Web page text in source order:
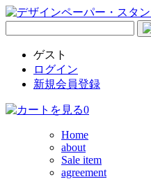
ゲスト
ログイン
新規会員登録
0
Home
about
Sale item
agreement